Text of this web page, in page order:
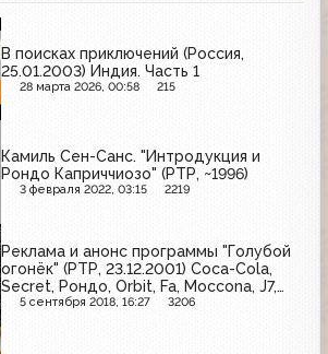
В поисках приключений (Россия,
25.01.2003) Индия. Часть 1
28 марта 2026, 00:58 215
Камиль Сен-Санс. "Интродукция и
Рондо Каприччиозо" (РТР, ~1996)
3 февраля 2022, 03:15 2219
Реклама и анонс программы "Голубой
огонёк" (РТР, 23.12.2001) Coca-Cola,
Secret, Рондо, Orbit, Fa, Moccona, J7,
Old Spice
5 сентября 2018, 16:27 3206